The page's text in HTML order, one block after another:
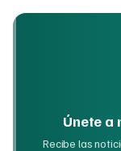
Únete a
Recibe las